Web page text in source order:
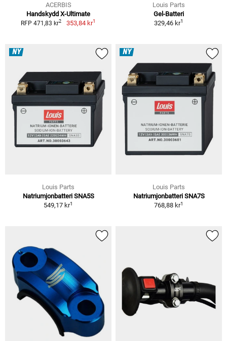
ACERBIS
Handskydd X-Ultimate
RFP 471,83 kr2 353,84 kr1
Louis Parts
Gel-Batteri
329,46 kr1
NY
Louis Parts
Natriumjonbatteri SNA5S
549,17 kr1
NY
Louis Parts
Natriumjonbatteri SNA7S
768,88 kr1